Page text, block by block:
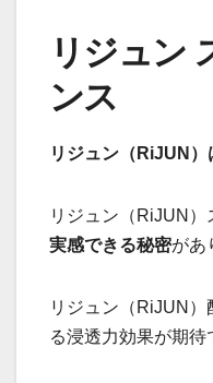
リジュン
ンス
リジュン（RiJUN
リジュン（RiJUN
実感できる秘密があ
リジュン（RiJUN
る浸透力効果が期待